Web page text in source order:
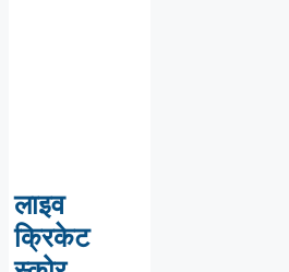
लाइव
क्रिकेट